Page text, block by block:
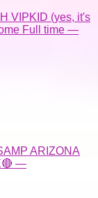
VIPKID (yes, it's
Full time —
ARIZONA
—